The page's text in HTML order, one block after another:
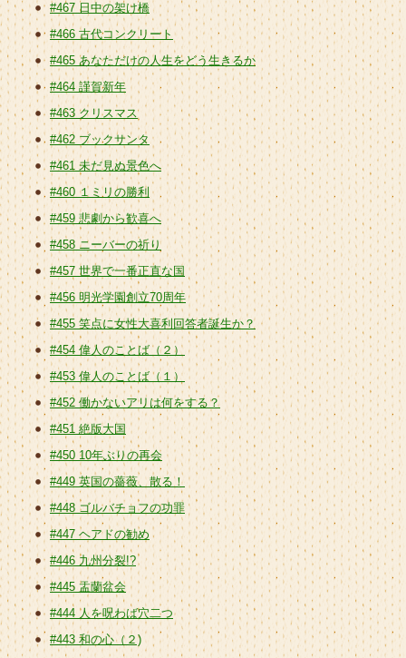
#467 日中の架け橋
#466 古代コンクリート
#465 あなただけの人生をどう生きるか
#464 謹賀新年
#463 クリスマス
#462 ブックサンタ
#461 未だ見ぬ景色へ
#460 １ミリの勝利
#459 悲劇から歓喜へ
#458 ニーバーの祈り
#457 世界で一番正直な国
#456 明光学園創立70周年
#455 笑点に女性大喜利回答者誕生か？
#454 偉人のことば（２）
#453 偉人のことば（１）
#452 働かないアリは何をする？
#451 絶版大国
#450 10年ぶりの再会
#449 英国の薔薇、散る！
#448 ゴルバチョフの功罪
#447 ヘアドの勧め
#446 九州分裂!?
#445 盂蘭盆会
#444 人を呪わば穴二つ
#443 和の心（２)